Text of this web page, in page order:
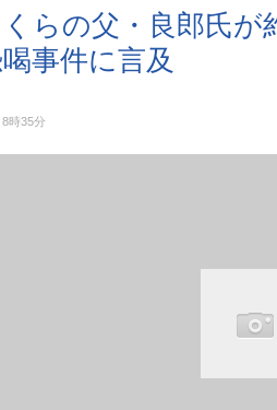
らの父・良郎氏が
事件に言及
時35分